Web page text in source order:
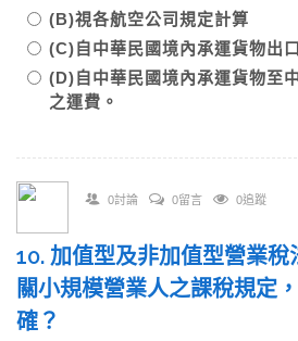
(B)視各航空公司規定計算
(C)自中華民國境內承運貨物出
(D)自中華民國境內承運貨物至
之運費。
0討論 0留言 0追蹤
10. 加值型及非加值型營業稅
關小規模營業人之課稅規定
確？